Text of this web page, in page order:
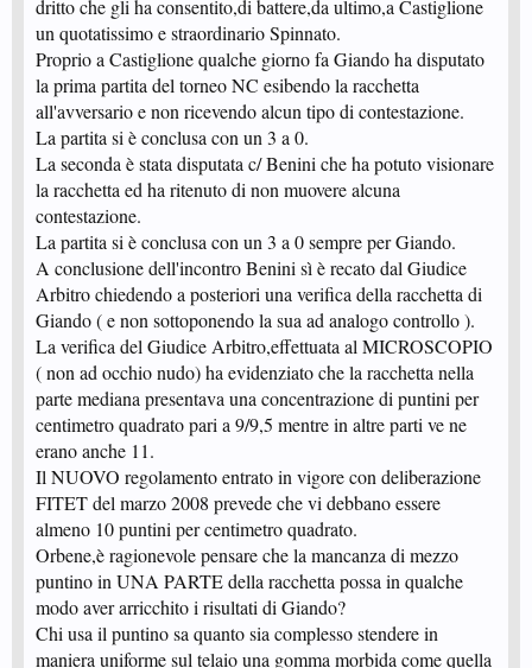
dritto che gli ha consentito,di battere,da ultimo,a Castiglione
un quotatissimo e straordinario Spinnato.
Proprio a Castiglione qualche giorno fa Giando ha disputato
la prima partita del torneo NC esibendo la racchetta
all'avversario e non ricevendo alcun tipo di contestazione.
La partita si è conclusa con un 3 a 0.
La seconda è stata disputata c/ Benini che ha potuto visionare
la racchetta ed ha ritenuto di non muovere alcuna
contestazione.
La partita si è conclusa con un 3 a 0 sempre per Giando.
A conclusione dell'incontro Benini sì è recato dal Giudice
Arbitro chiedendo a posteriori una verifica della racchetta di
Giando ( e non sottoponendo la sua ad analogo controllo ).
La verifica del Giudice Arbitro,effettuata al MICROSCOPIO
( non ad occhio nudo) ha evidenziato che la racchetta nella
parte mediana presentava una concentrazione di puntini per
centimetro quadrato pari a 9/9,5 mentre in altre parti ve ne
erano anche 11.
Il NUOVO regolamento entrato in vigore con deliberazione
FITET del marzo 2008 prevede che vi debbano essere
almeno 10 puntini per centimetro quadrato.
Orbene,è ragionevole pensare che la mancanza di mezzo
puntino in UNA PARTE della racchetta possa in qualche
modo aver arricchito i risultati di Giando?
Chi usa il puntino sa quanto sia complesso stendere in
maniera uniforme sul telaio una gomma morbida come quella